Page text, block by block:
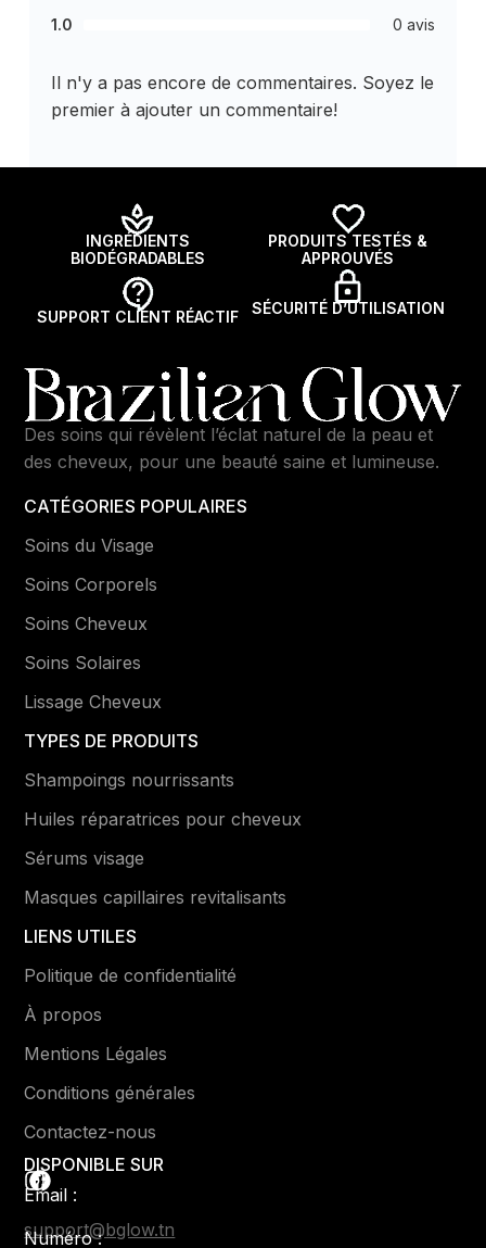
1.0
0 avis
Il n'y a pas encore de commentaires. Soyez le
premier à ajouter un commentaire!
INGRÉDIENTS
BIODÉGRADABLES
PRODUITS TESTÉS &
APPROUVÉS
SUPPORT CLIENT RÉACTIF SÉCURITÉ D’UTILISATION
Des soins qui révèlent l’éclat naturel de la peau et
des cheveux, pour une beauté saine et lumineuse.
CATÉGORIES POPULAIRES
Soins du Visage
Soins Corporels
Soins Cheveux
Soins Solaires
Lissage Cheveux
TYPES DE PRODUITS
Shampoings nourrissants
Huiles réparatrices pour cheveux
Sérums visage
Masques capillaires revitalisants
LIENS UTILES
Politique de confidentialité
À propos
Mentions Légales
Conditions générales
Contactez-nous
DISPONIBLE SUR
Email :
support@bglow.tn
Numéro :